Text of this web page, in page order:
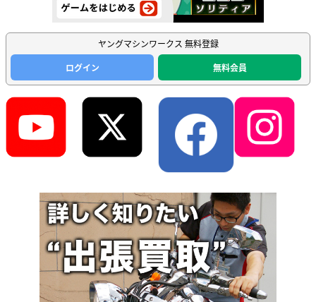
ヤングマシンワークス 無料登録
ログイン
無料会員